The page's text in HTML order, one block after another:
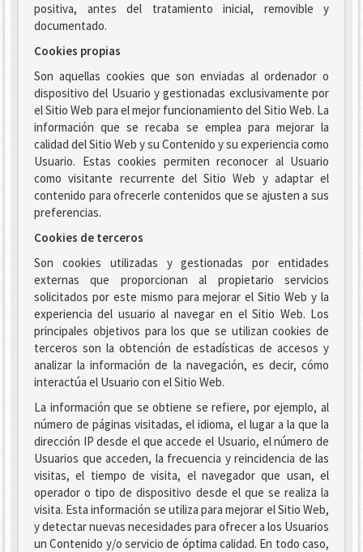
positiva, antes del tratamiento inicial, removible y
documentado.
Cookies propias
Son aquellas cookies que son enviadas al ordenador o
dispositivo del Usuario y gestionadas exclusivamente por
el Sitio Web para el mejor funcionamiento del Sitio Web. La
información que se recaba se emplea para mejorar la
calidad del Sitio Web y su Contenido y su experiencia como
Usuario. Estas cookies permiten reconocer al Usuario
como visitante recurrente del Sitio Web y adaptar el
contenido para ofrecerle contenidos que se ajusten a sus
preferencias.
Cookies de terceros
Son cookies utilizadas y gestionadas por entidades
externas que proporcionan al propietario servicios
solicitados por este mismo para mejorar el Sitio Web y la
experiencia del usuario al navegar en el Sitio Web. Los
principales objetivos para los que se utilizan cookies de
terceros son la obtención de estadísticas de accesos y
analizar la información de la navegación, es decir, cómo
interactúa el Usuario con el Sitio Web.
La información que se obtiene se refiere, por ejemplo, al
número de páginas visitadas, el idioma, el lugar a la que la
dirección IP desde el que accede el Usuario, el número de
Usuarios que acceden, la frecuencia y reincidencia de las
visitas, el tiempo de visita, el navegador que usan, el
operador o tipo de dispositivo desde el que se realiza la
visita. Esta información se utiliza para mejorar el Sitio Web,
y detectar nuevas necesidades para ofrecer a los Usuarios
un Contenido y/o servicio de óptima calidad. En todo caso,